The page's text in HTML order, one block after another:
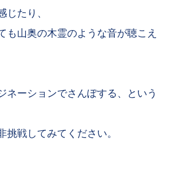
たり、
も山奥の木霊のような音が聴こえ
ネーションでさんぽする、という
戦してみてください。